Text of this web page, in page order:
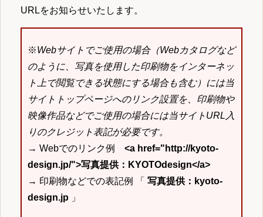
URLをお知らせいたします。
※Webサイトでご使用の場合（Webカタログなど
のように、写真を使用した印刷物をインターネッ
ト上で閲覧できる状態にする場合も含む）には当
サイトトップページへのリンク設置を、印刷物や
映像作品などでご使用の場合には当サイトURL入
りのクレジット表記が必要です。
→ Webでのリンク例 <a href="http://kyoto-
design.jp/">写真提供：KYOTOdesign</a>
→ 印刷物などでの表記例 「 写真提供：kyoto-
design.jp 」